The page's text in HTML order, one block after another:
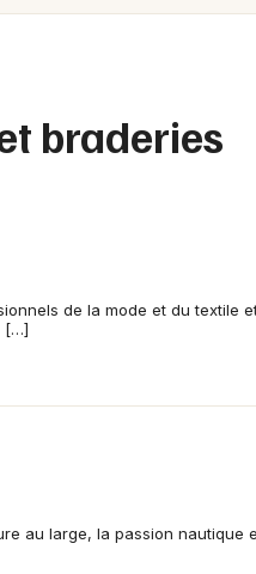
en Ile de France
des sorties
braderies
de la mode et du textile
[…]
au large, la passion nautique